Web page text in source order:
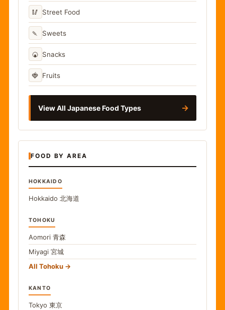
🥢 Street Food
🍡 Sweets
🍘 Snacks
🍓 Fruits
View All Japanese Food Types →
FOOD BY AREA
HOKKAIDO
Hokkaido 北海道
TOHOKU
Aomori 青森
Miyagi 宮城
All Tohoku
KANTO
Tokyo 東京